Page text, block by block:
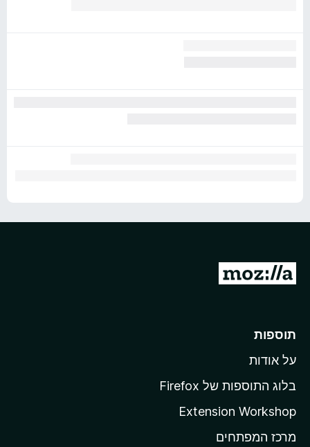
מ
ד
ף
ב
י
תוספות
על אודות
בלוג התוספות של Firefox
Extension Workshop
מרכז המפתחים